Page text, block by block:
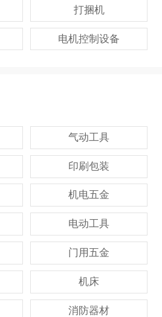
打捆机
电机控制设备
气动工具
印刷包装
机电五金
电动工具
门用五金
机床
消防器材